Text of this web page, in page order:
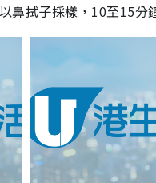
鼻拭子採樣，10至15分